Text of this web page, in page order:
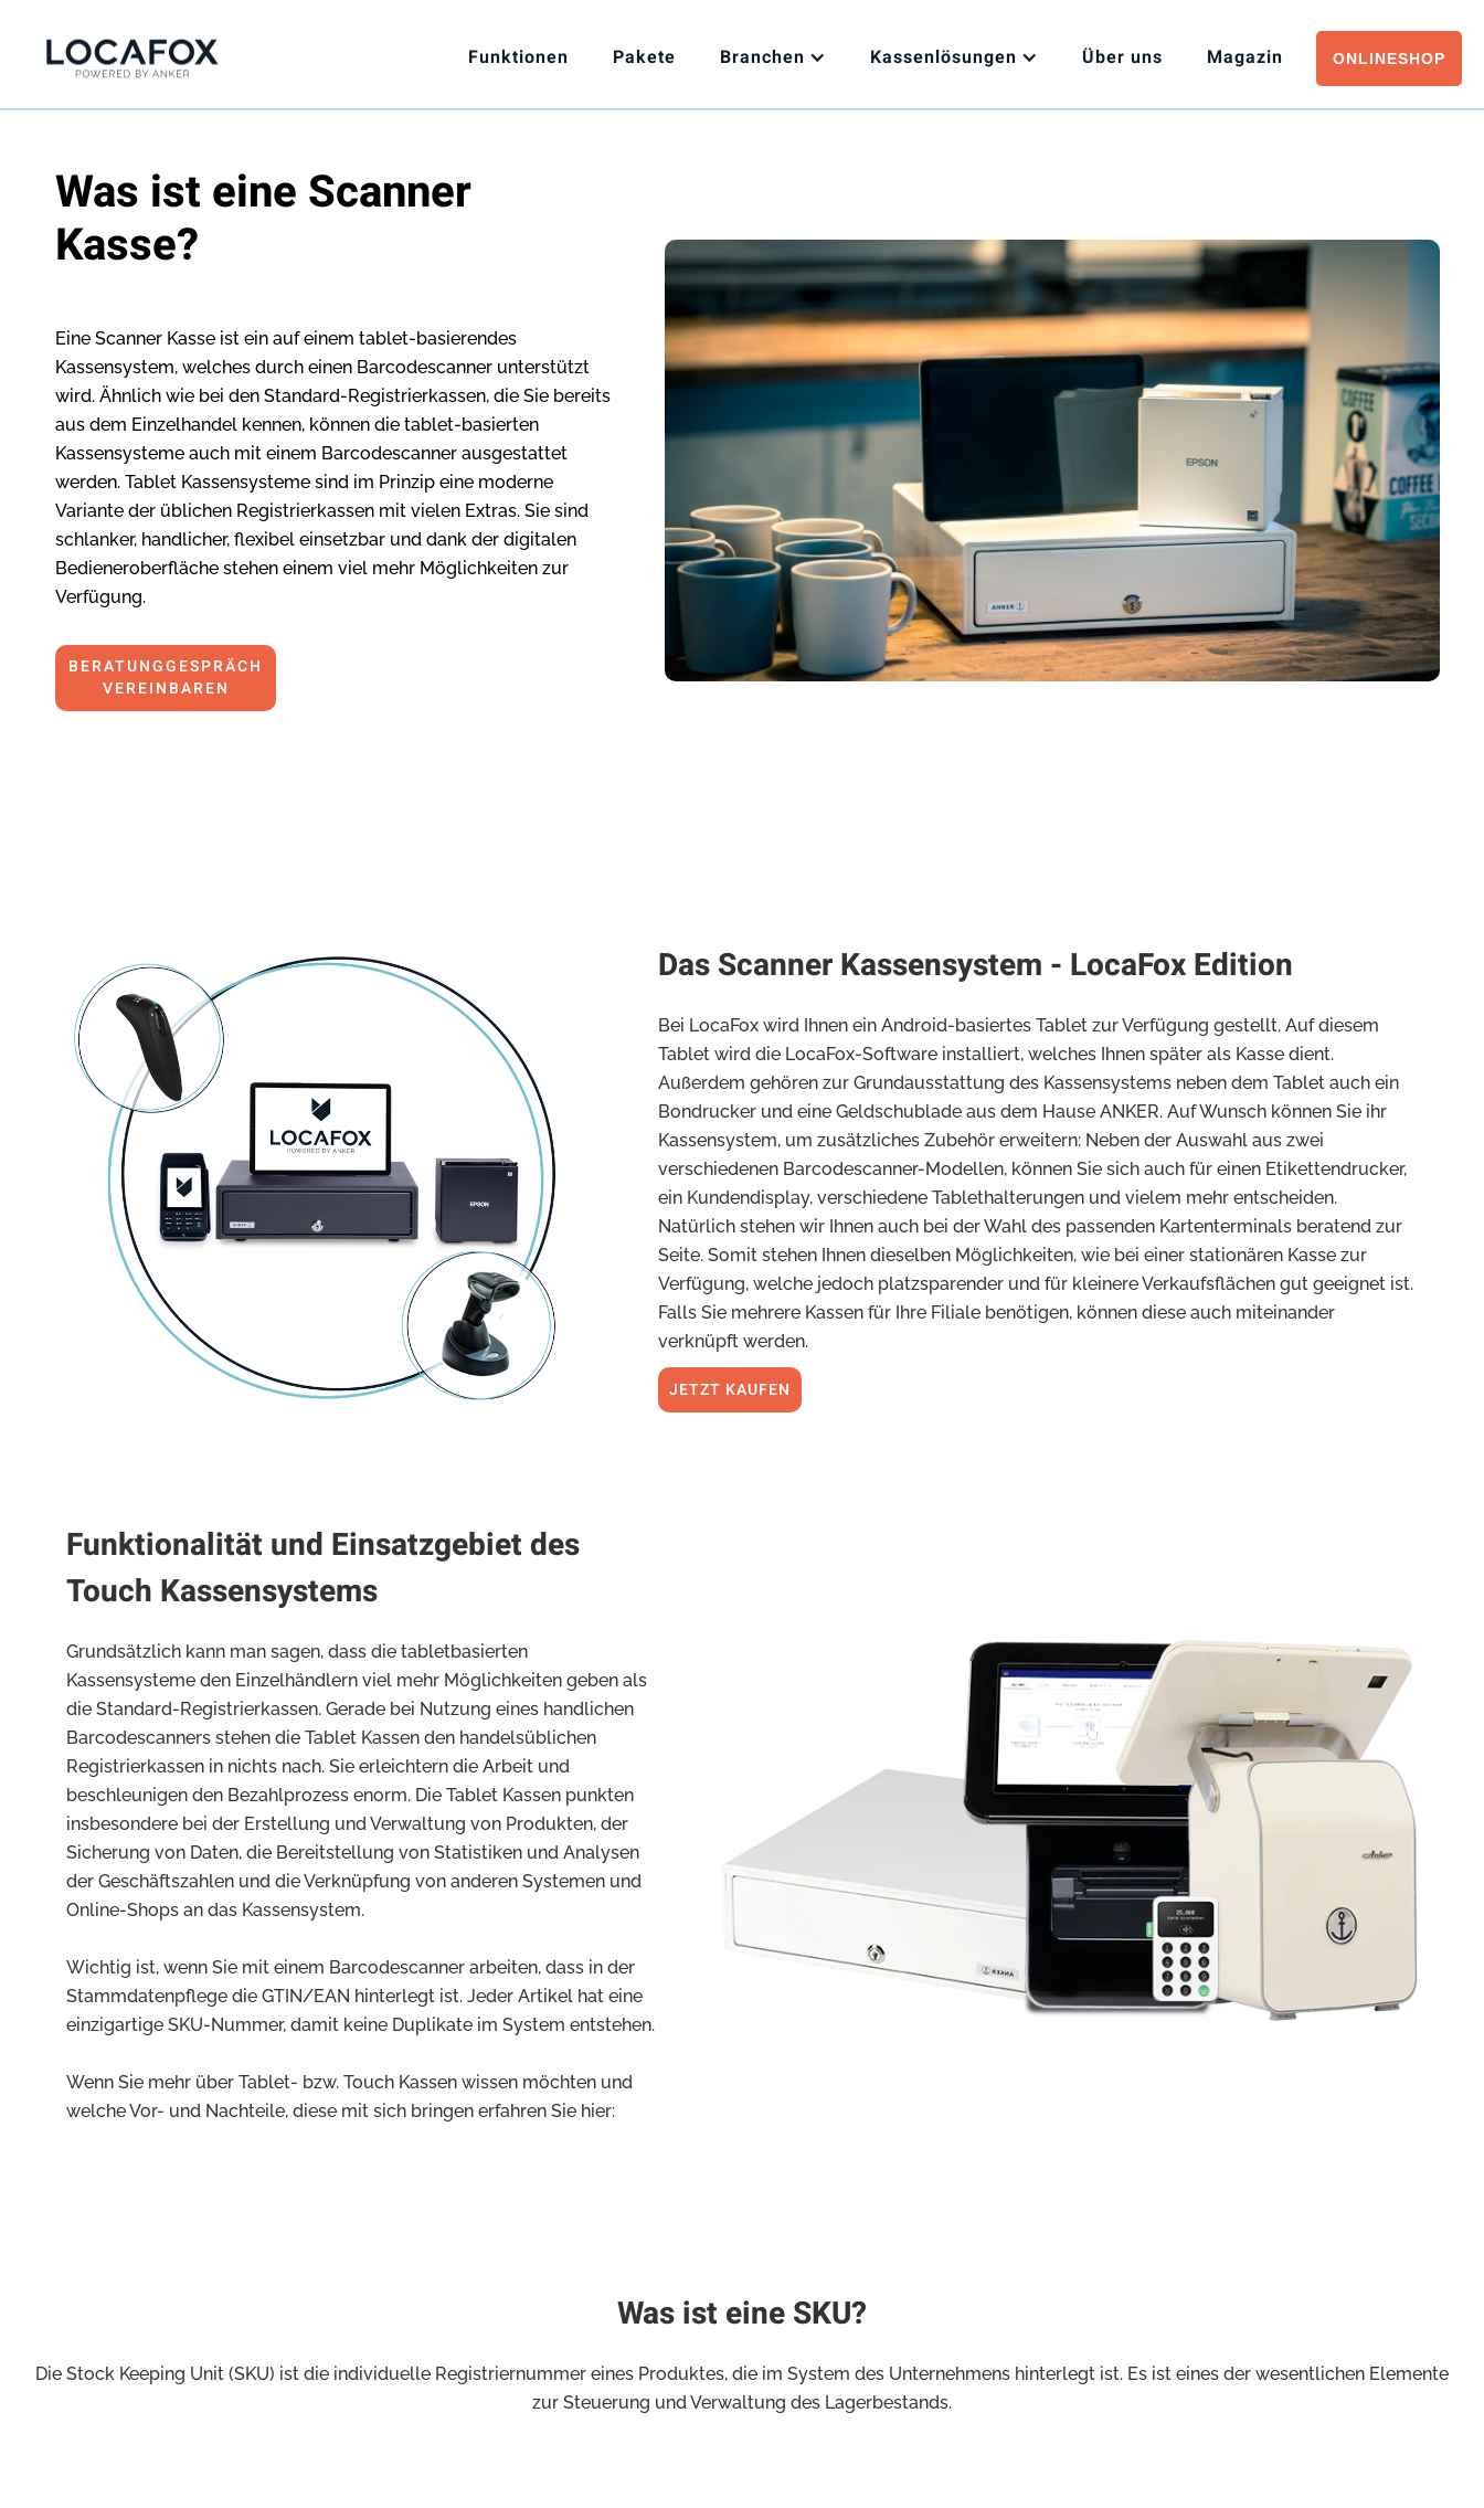
Funktionen Pakete Branchen Kassenlösungen Über uns Magazin ONLINESHOP
Was ist eine Scanner
Kasse?
Eine Scanner Kasse ist ein auf einem tablet-basierendes
Kassensystem, welches durch einen Barcodescanner unterstützt
wird. Ähnlich wie bei den Standard-Registrierkassen, die Sie bereits
aus dem Einzelhandel kennen, können die tablet-basierten
Kassensysteme auch mit einem Barcodescanner ausgestattet
werden. Tablet Kassensysteme sind im Prinzip eine moderne
Variante der üblichen Registrierkassen mit vielen Extras. Sie sind
schlanker, handlicher, flexibel einsetzbar und dank der digitalen
Bedieneroberfläche stehen einem viel mehr Möglichkeiten zur
Verfügung.
BERATUNGGESPRÄCH
VEREINBAREN
Das Scanner Kassensystem - LocaFox Edition
Bei LocaFox wird Ihnen ein Android-basiertes Tablet zur Verfügung gestellt. Auf diesem
Tablet wird die LocaFox-Software installiert, welches Ihnen später als Kasse dient.
Außerdem gehören zur Grundausstattung des Kassensystems neben dem Tablet auch ein
Bondrucker und eine Geldschublade aus dem Hause ANKER. Auf Wunsch können Sie ihr
Kassensystem, um zusätzliches Zubehör erweitern: Neben der Auswahl aus zwei
verschiedenen Barcodescanner-Modellen, können Sie sich auch für einen Etikettendrucker,
ein Kundendisplay, verschiedene Tablethalterungen und vielem mehr entscheiden.
Natürlich stehen wir Ihnen auch bei der Wahl des passenden Kartenterminals beratend zur
Seite. Somit stehen Ihnen dieselben Möglichkeiten, wie bei einer stationären Kasse zur
Verfügung, welche jedoch platzsparender und für kleinere Verkaufsflächen gut geeignet ist.
Falls Sie mehrere Kassen für Ihre Filiale benötigen, können diese auch miteinander
verknüpft werden.
JETZT KAUFEN
Funktionalität und Einsatzgebiet des
Touch Kassensystems
Grundsätzlich kann man sagen, dass die tabletbasierten
Kassensysteme den Einzelhändlern viel mehr Möglichkeiten geben als
die Standard-Registrierkassen. Gerade bei Nutzung eines handlichen
Barcodescanners stehen die Tablet Kassen den handelsüblichen
Registrierkassen in nichts nach. Sie erleichtern die Arbeit und
beschleunigen den Bezahlprozess enorm. Die Tablet Kassen punkten
insbesondere bei der Erstellung und Verwaltung von Produkten, der
Sicherung von Daten, die Bereitstellung von Statistiken und Analysen
der Geschäftszahlen und die Verknüpfung von anderen Systemen und
Online-Shops an das Kassensystem.
Wichtig ist, wenn Sie mit einem Barcodescanner arbeiten, dass in der
Stammdatenpflege die GTIN/EAN hinterlegt ist. Jeder Artikel hat eine
einzigartige SKU-Nummer, damit keine Duplikate im System entstehen.
Wenn Sie mehr über Tablet- bzw. Touch Kassen wissen möchten und
welche Vor- und Nachteile, diese mit sich bringen erfahren Sie hier:
Was ist eine SKU?
Die Stock Keeping Unit (SKU) ist die individuelle Registriernummer eines Produktes, die im System des Unternehmens hinterlegt ist. Es ist eines der wesentlichen Elemente
zur Steuerung und Verwaltung des Lagerbestands.